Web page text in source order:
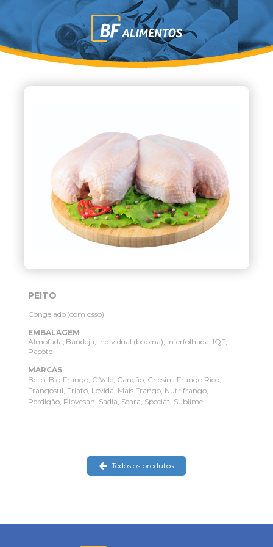
PEITO
Congelado (com osso)
EMBALAGEM
Almofada, Bandeja, Individual (bobina), Interfolhada, IQF,
Pacote
MARCAS
Bello Big Frango C.Vale Canção Chesini Frango Rico
Frangosul Friato Levida Mais Frango Nutrifrango
Perdigão Piovesan Sadia Seara Speciat Sublime
Todos os produtos